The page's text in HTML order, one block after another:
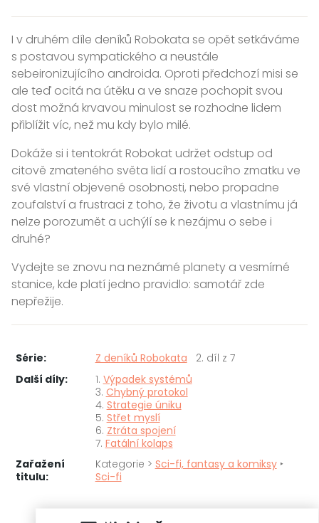
I v druhém díle deníků Robokata se opět setkáváme
s postavou sympatického a neustále
sebeironizujícího androida. Oproti předchozí misi se
ale teď ocitá na útěku a ve snaze pochopit svou
dost možná krvavou minulost se rozhodne lidem
přiblížit víc, než mu kdy bylo milé.
Dokáže si i tentokrát Robokat udržet odstup od
citově zmateného světa lidí a rostoucího zmatku ve
své vlastní objevené osobnosti, nebo propadne
zoufalství a frustraci z toho, že životu a vlastnímu já
nelze porozumět a uchýlí se k nezájmu o sebe i
druhé?
Vydejte se znovu na neznámé planety a vesmírné
stanice, kde platí jedno pravidlo: samotář zde
nepřežije.
Série: Z deníků Robokata
2. díl z 7
Další díly:
1. Výpadek systémů
3. Chybný protokol
4. Strategie úniku
5. Střet myslí
6. Ztráta spojení
7. Fatální kolaps
Zařažení
titulu:
Kategorie > Sci-fi, fantasy a komiksy‣
Sci-fi